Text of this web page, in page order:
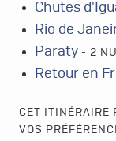
Chutes
Rio de
Paraty - 2
Retour en
CET ITINÉRAIRE
VOS